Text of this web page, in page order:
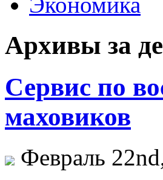
Архивы за
Сервис по
маховиков
Февраль